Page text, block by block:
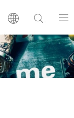
首页
品牌简介